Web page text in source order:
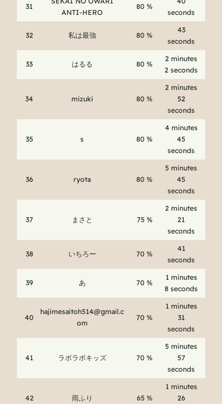
31
ANTI-HERO
80 %
seconds
32 私は最強 80 %
43
seconds
33 はるる 80 %
2 minutes
2 seconds
34 mizuki 80 %
2 minutes
52
seconds
35 s 80 %
4 minutes
45
seconds
36 ryota 80 %
5 minutes
45
seconds
37 まさと 75 %
2 minutes
21
seconds
38 いちろー 70 %
41
seconds
39 あ 70 %
1 minutes
8 seconds
40
hajimesaitoh514@gmail.c
om
70 %
1 minutes
31
seconds
41 ラボラボキッズ 70 %
5 minutes
57
seconds
42 雨ふり 65 %
1 minutes
26